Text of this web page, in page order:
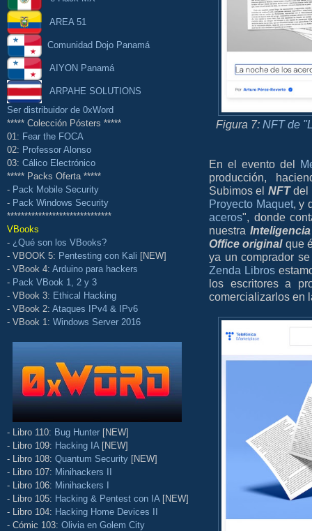
AREA 51
Comunidad Dojo Panamá
AIYON Panamá
ARPAHE SOLUTIONS
Ser distribuidor de 0xWord
***** Colección Pósters *****
01: Fear the FOCA
02: Professor Alonso
03: Cálico Electrónico
***** Packs Oferta *****
- Pack Mobile Security
- Pack Windows Security
******************************
VBooks
- ¿Qué son los VBooks?
- VBOOK 5: Pentesting con Kali [NEW]
- VBook 4: Arduino para hackers
- Pack VBook 1, 2 y 3
- VBook 3: Ethical Hacking
- VBook 2: Ataques IPv4 & IPv6
- VBook 1: Windows Server 2016
- Libro 110: Bug Hunter [NEW]
- Libro 109: Hacking IA [NEW]
- Libro 108: Quantum Security [NEW]
- Libro 107: Minihackers II
- Libro 106: Minihackers I
- Libro 105: Hacking & Pentest con IA [NEW]
- Libro 104: Hacking Home Devices II
- Cómic 103: Olivia en Golem City
Figura 7: NFT de
En el evento del
producción,
Subimos el NFTdel
Proyecto Maquet, y
aceros", donde
nuestra
Office originalque
ya un comprador
Zenda Libros
los escritores a
comercializarlos en